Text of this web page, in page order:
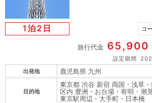
1泊2日 コ
旅行代金 65,900
設定期間
出発地
鹿児島県 九州
目的地
東京都 渋谷 新宿 両国・浅草
区内 豊洲・お台場・有明・潮
東京駅周辺・大手町・日本橋